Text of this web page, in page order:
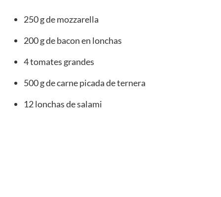
250 g de mozzarella
200 g de bacon en lonchas
4 tomates grandes
500 g de carne picada de ternera
12 lonchas de salami